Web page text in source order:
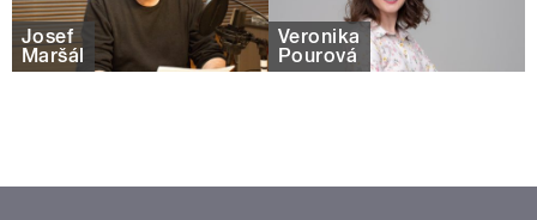
Josef
Maršál
Veronika
Pourová